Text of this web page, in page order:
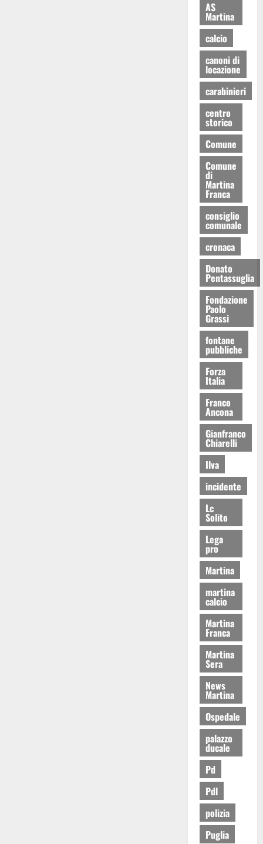
AS
Martina
calcio
canoni di
locazione
carabinieri
centro
storico
Comune
Comune
di
Martina
Franca
consiglio
comunale
cronaca
Donato
Pentassuglia
Fondazione
Paolo
Grassi
fontane
pubbliche
Forza
Italia
Franco
Ancona
Gianfranco
Chiarelli
Ilva
incidente
Lc
Solito
Lega
pro
Martina
martina
calcio
Martina
Franca
Martina
Sera
News
Martina
Ospedale
palazzo
ducale
Pd
Pdl
polizia
Puglia